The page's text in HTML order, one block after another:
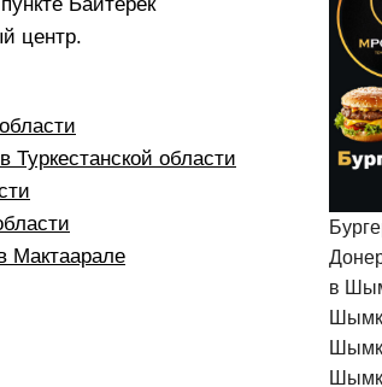
центр.
области
Мактаарале
в